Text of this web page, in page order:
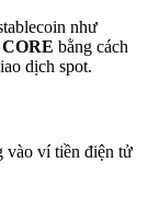
như
CORE bằng cách
dịch spot.
vào ví tiền điện tử